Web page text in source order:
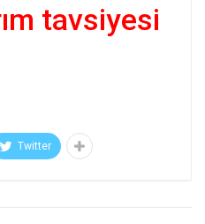
tavsiyesi
Twitter